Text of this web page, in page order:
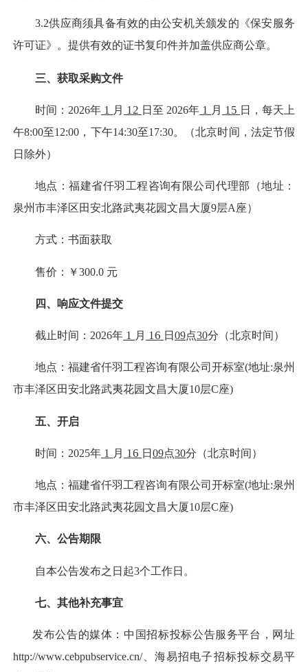
3.2供应商须具备有效的由公安机关颁发的《保安服务
许可证》。提供有效的证书复印件并加盖供应商公章。
三、获取采购文件
时间： 2026年 1 月 12 日至 2026年 1 月 15 日，每天上
午8:00至12:00 ，下午14:30至17:30。（北京时间，法定节假
日除外）
地点：福建省仟羽工程咨询有限公司代理部（地址：
泉州市丰泽区田安北路武夷花园文昌大厦9层A 座）
方式：书面获取
售价：￥300.0 元
四、响应文件提交
截止时间： 2026年 1 月 16 日 09点30分（北京时间）
地点：福建省仟羽工程咨询有限公司开标室(地址:泉州
市丰泽区田安北路武夷花园文昌大厦10层C座)
五、开启
时间： 2025年 1 月 16 日 09点30分（北京时间）
地点：福建省仟羽工程咨询有限公司开标室(地址:泉州
市丰泽区田安北路武夷花园文昌大厦10层C座)
六、公告期限
自本公告发布之日起3个工作日。
七、其他补充事宜
发布公告的媒体：中国招标投标公告服务平台，网址
http://www.cebpubservice.cn/、海易招电子招标投标交易平